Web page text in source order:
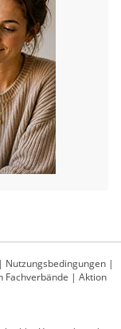
| Nutzungsbedingungen |
Fachverbände | Aktion